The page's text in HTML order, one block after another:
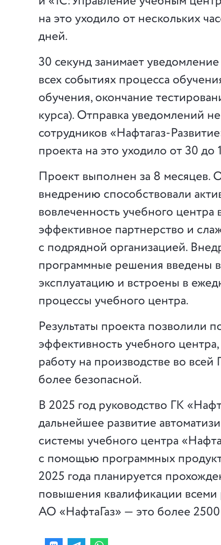
на это уходило от нескольких
дней.
30 секунд занимает
всех событиях процесса
обучения, окончание
курса). Отправка уведомлений
сотрудников «Нафтагаз-
проекта на это уходило от 30 до
Проект выполнен за 8 месяцев.
внедрению способствовали
вовлеченность учебного центра
эффективное партнерство и
с подрядной организацией.
программные решения
эксплуатацию и встроены в
процессы учебного центра.
Результаты проекта позволили
эффективность учебного центра,
работу на производстве во всей
более безопасной.
В 2025 год руководство ГК
дальнейшее развитие
системы учебного центра
с помощью программных
2025 года планируется
повышения квалификации всеми
АО «НафтаГаз» — это более